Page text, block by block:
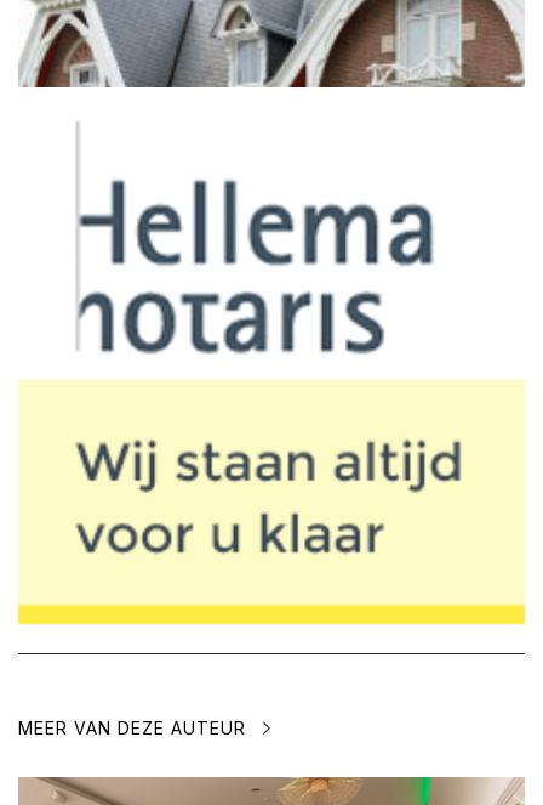
MEER VAN DEZE AUTEUR